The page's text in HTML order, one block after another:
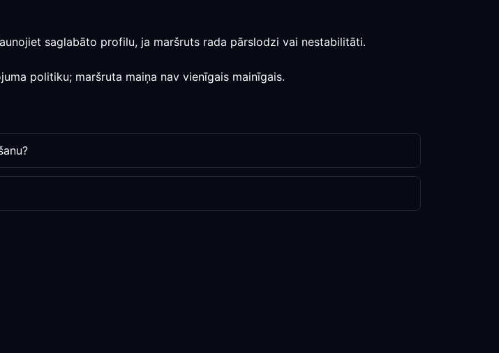
saglabāto profilu, ja maršruts rada pārslodzi vai nestabilitāti.
politiku; maršruta maiņa nav vienīgais mainīgais.